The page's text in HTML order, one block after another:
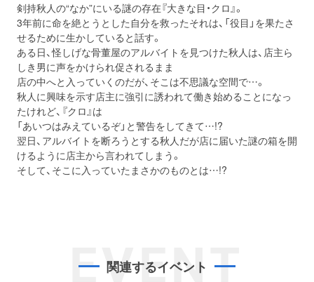
剣持秋人の“なか”にいる謎の存在『大きな目・クロ』。
3年前に命を絶とうとした自分を救ったそれは、「役目」を果たさ
せるために生かしていると話す。
ある日、怪しげな骨董屋のアルバイトを見つけた秋人は、店主ら
しき男に声をかけられ促されるまま
店の中へと入っていくのだが、そこは不思議な空間で…。
秋人に興味を示す店主に強引に誘われて働き始めることになっ
たけれど、『クロ』は
「あいつはみえているぞ」と警告をしてきて…!?
翌日、アルバイトを断ろうとする秋人だが店に届いた謎の箱を開
けるように店主から言われてしまう。
そして、そこに入っていたまさかのものとは…!?
EVENT
関連するイベント